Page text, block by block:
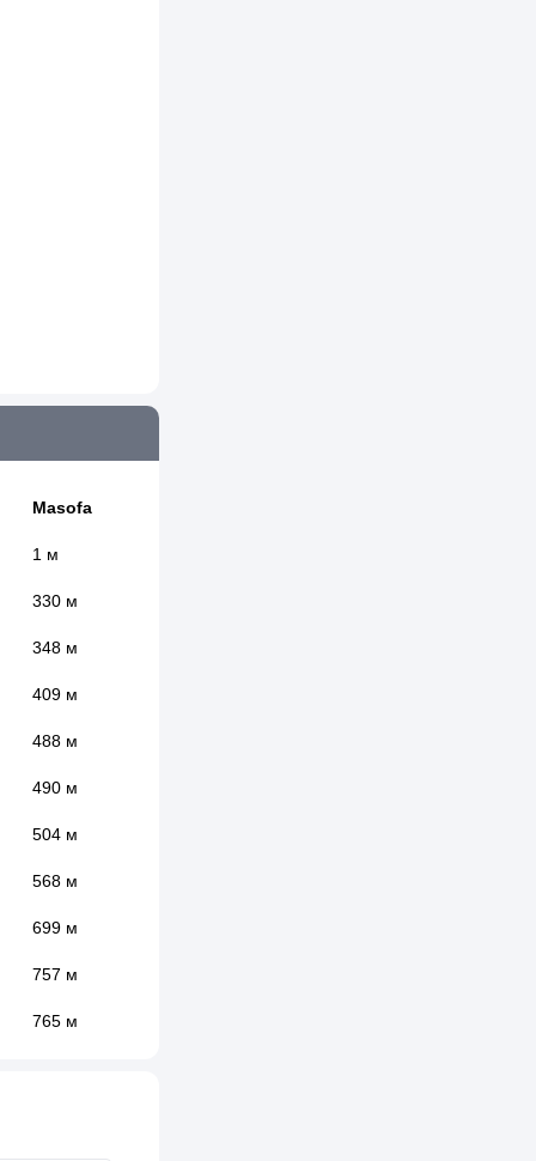
Masofa
1 м
330 м
348 м
409 м
488 м
490 м
504 м
568 м
699 м
757 м
765 м